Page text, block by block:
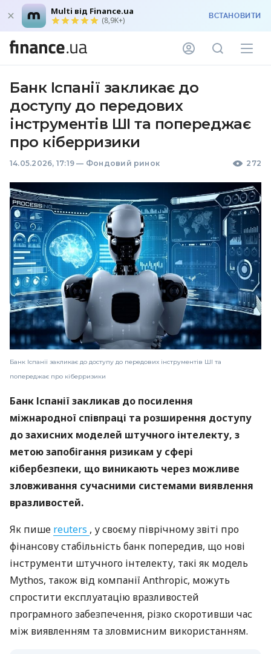
Multi від Finance.ua
(8,9K+) ВСТАНОВИТИ
Банк Іспанії закликає до
доступу до передових
інструментів ШІ та попереджає
про кіберризики
14.05.2026, 17:19 — Фондовий ринок 272
Банк Іспанії закликає до доступу до передових інструментів ШІ та
попереджає про кіберризики
Банк Іспанії закликав до посилення
міжнародної співпраці та розширення доступу
до захисних моделей штучного інтелекту, з
метою запобігання ризикам у сфері
кібербезпеки, що виникають через можливе
зловживання сучасними системами виявлення
вразливостей.
Як пише reuters , у своєму піврічному звіті про
фінансову стабільність банк попередив, що нові
інструменти штучного інтелекту, такі як модель
Mythos, також від компанії Anthropic, можуть
спростити експлуатацію вразливостей
програмного забезпечення, різко скоротивши час
між виявленням та зловмисним використанням.